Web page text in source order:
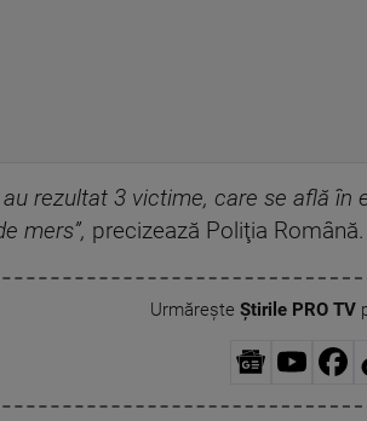
rezultat 3 victime, care se află
mers”, precizează Poliţia Română.
Urmărește Știrile PRO TV